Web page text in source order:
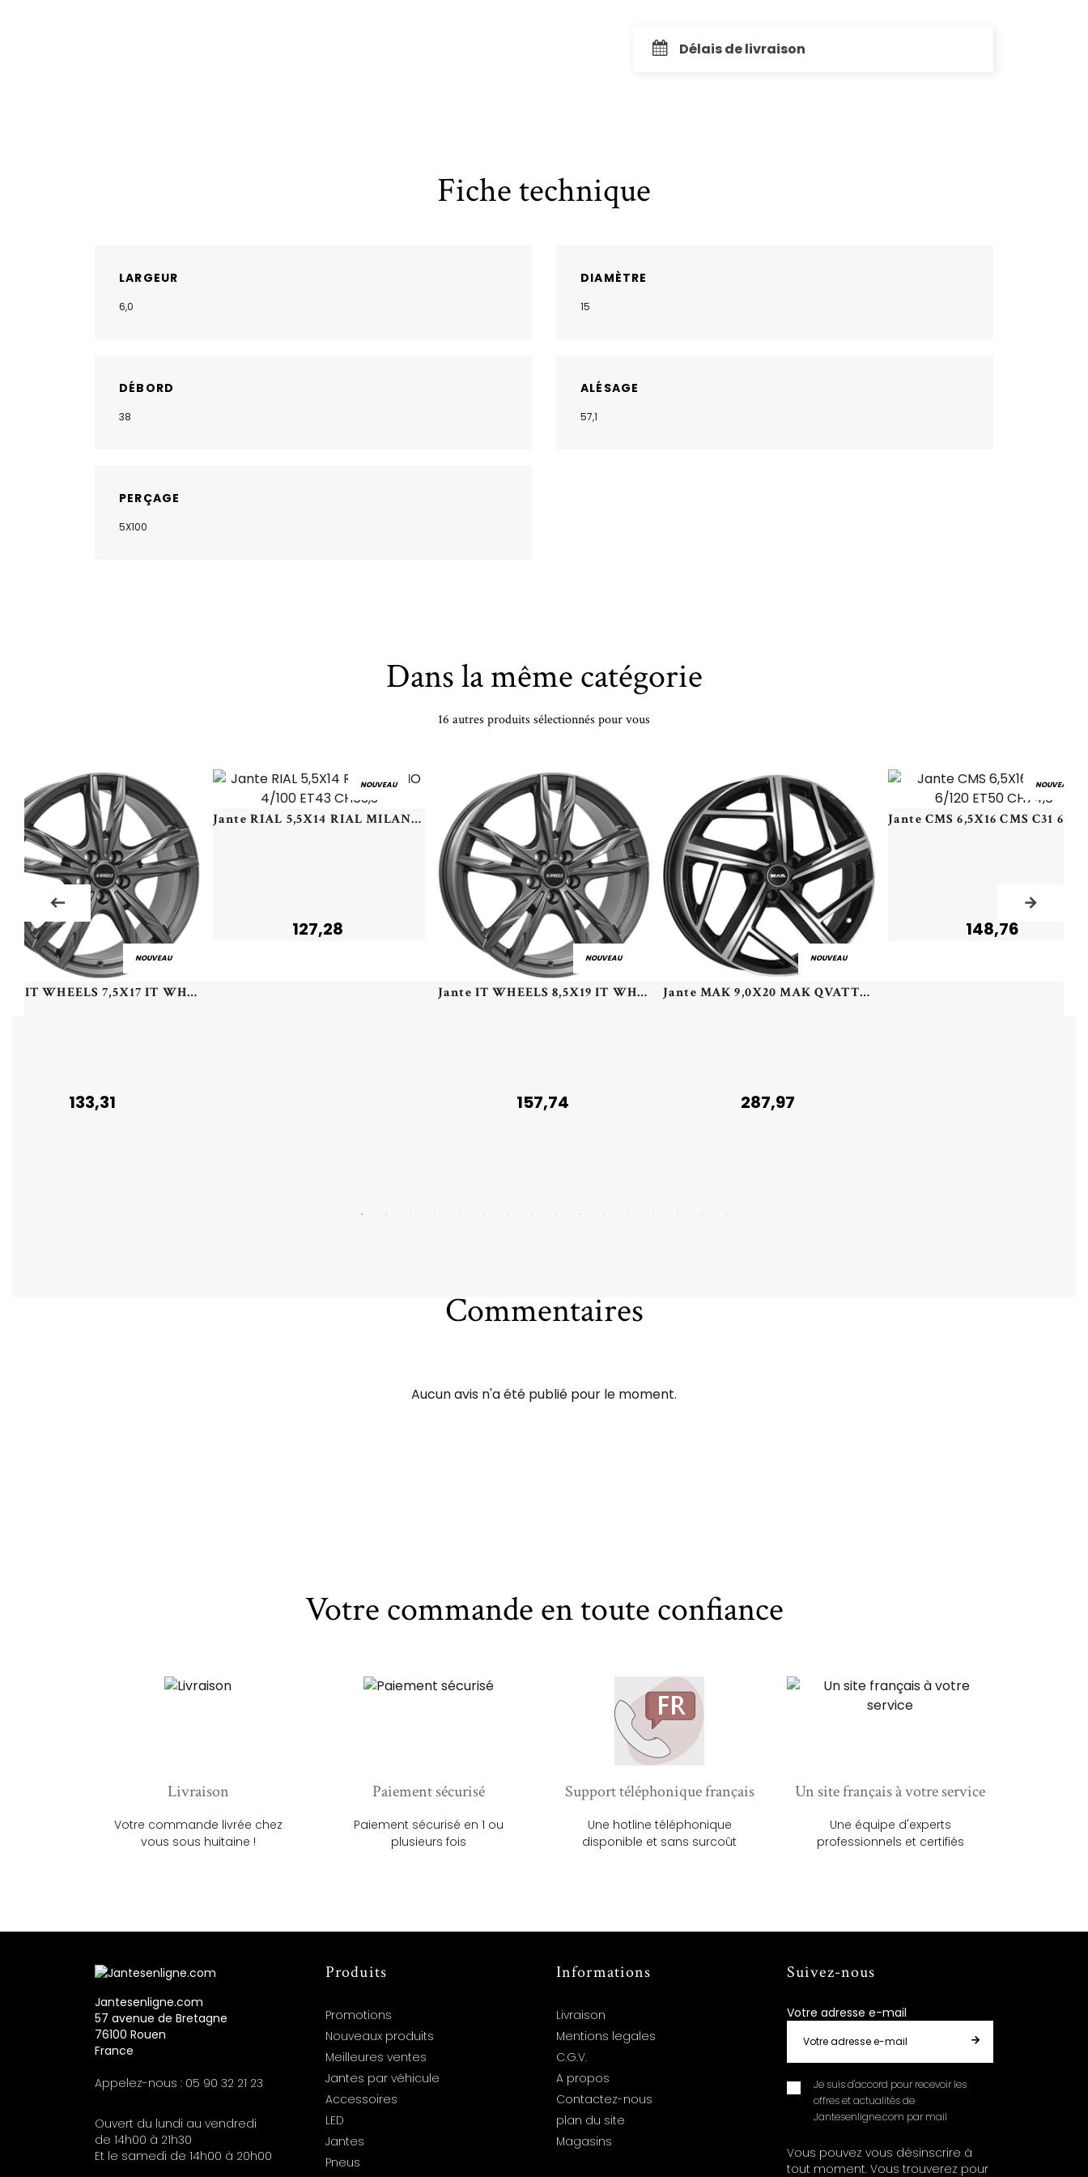
Délais de livraison
Fiche technique
LARGEUR
6,0
DIAMÈTRE
15
DÉBORD
38
ALÉSAGE
57,1
PERÇAGE
5X100
Dans la même catégorie
16 autres produits sélectionnés pour vous
NOUVEAU
Jante IT WHEELS 7,5X17 IT WHEELS GINA 5/114,3 ET50 CH67,1
133,31
NOUVEAU
Jante RIAL 5,5X14 RIAL MILANO 4/100 ET43 CH63,3
127,28
NOUVEAU
Jante IT WHEELS 8,5X19 IT WHEELS GINA 5/112 ET42 CH57,1
157,74
NOUVEAU
Jante MAK 9,0X20 MAK QVATTRO 5/112 ET30 CH66,4
287,97
NOUVEAU
148,76
Commentaires
Aucun avis n'a été publié pour le moment.
Votre commande en toute confiance
Livraison
Votre commande livrée chez
vous sous huitaine !
Paiement sécurisé
Paiement sécurisé en 1 ou
plusieurs fois
Support téléphonique français
Une hotline téléphonique
disponible et sans surcoût
Un site français à votre service
Une équipe d'experts
professionnels et certifiés
Jantesenligne.com
57 avenue de Bretagne
76100 Rouen
France
Appelez-nous : 05 90 32 21 23
Ouvert du lundi au vendredi
de 14h00 à 21h30
Et le samedi de 14h00 à 20h00
Produits
Promotions
Nouveaux produits
Meilleures ventes
Jantes par véhicule
Accessoires
LED
Jantes
Pneus
Informations
Livraison
Mentions legales
C.G.V.
A propos
Contactez-nous
plan du site
Magasins
Suivez-nous
Votre adresse e-mail
Je suis d'accord pour recevoir les
offres et actualités de
Jantesenligne.com par mail
Vous pouvez vous désinscrire à
tout moment. Vous trouverez pour